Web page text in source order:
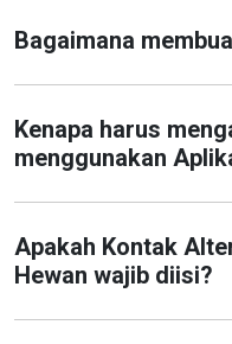
Bagaimana
Kenapa harus
menggunakan
Apakah Kontak
Hewan wajib diisi?